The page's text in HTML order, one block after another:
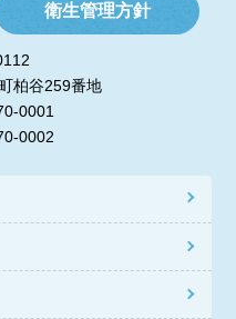
衛生管理方針
柏谷259番地
0001
0002